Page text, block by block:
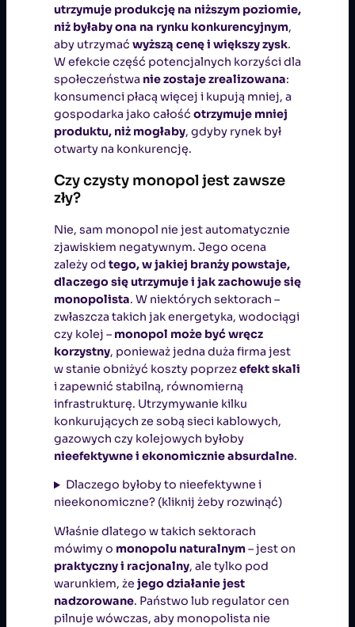
utrzymuje produkcję na niższym poziomie,
niż byłaby ona na rynku konkurencyjnym,
aby utrzymać wyższą cenę i większy zysk.
W efekcie część potencjalnych korzyści dla
społeczeństwa nie zostaje zrealizowana:
konsumenci płacą więcej i kupują mniej, a
gospodarka jako całość otrzymuje mniej
produktu, niż mogłaby, gdyby rynek był
otwarty na konkurencję.
Czy czysty monopol jest zawsze
zły?
Nie, sam monopol nie jest automatycznie
zjawiskiem negatywnym. Jego ocena
zależy od tego, w jakiej branży powstaje,
dlaczego się utrzymuje i jak zachowuje się
monopolista. W niektórych sektorach –
zwłaszcza takich jak energetyka, wodociągi
czy kolej – monopol może być wręcz
korzystny, ponieważ jedna duża firma jest
w stanie obniżyć koszty poprzezefekt skali
i zapewnić stabilną, równomierną
infrastrukturę. Utrzymywanie kilku
konkurujących ze sobą sieci kablowych,
gazowych czy kolejowych byłoby
nieefektywne i ekonomicznie absurdalne.
Dlaczego byłoby to nieefektywne i
nieekonomiczne? (kliknij żeby rozwinąć)
Właśnie dlatego w takich sektorach
mówimy o monopolu naturalnym– jest on
praktyczny i racjonalny, ale tylko pod
warunkiem, że jego działanie jest
nadzorowane. Państwo lub regulator cen
pilnuje wówczas, aby monopolista nie